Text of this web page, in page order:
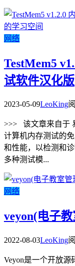
网络
TestMem5
试软件汉化版
2023-05-09LeoKing
>>> 该文章来自于
计算机内存测试的
和性能，以检测和
多种测试模...
网络
veyon(电子
2022-08-03LeoKing
Veyon是一个开放